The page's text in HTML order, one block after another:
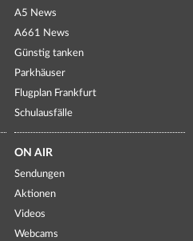
A5 News
A661 News
Günstig tanken
Parkhäuser
Flugplan Frankfurt
Schulausfälle
ON AIR
Sendungen
Aktionen
Videos
Webcams